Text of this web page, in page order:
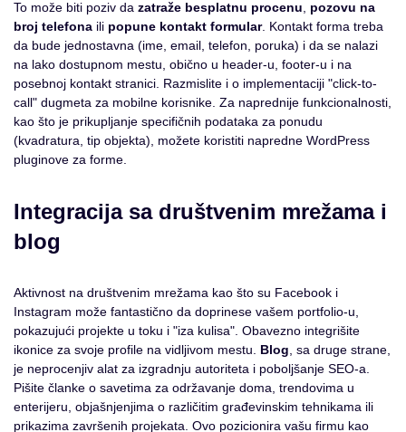
To može biti poziv da zatraže besplatnu procenu
pozovu na
broj telefona ili popune kontakt formular. Kontakt forma treba
da bude jednostavna (ime, email, telefon, poruka) i da se nalazi
na lako dostupnom mestu, obično u header-u, footer-u i na
posebnoj kontakt stranici. Razmislite i o implementaciji "click-to-
call" dugmeta za mobilne korisnike. Za naprednije funkcionalnosti,
kao što je prikupljanje specifičnih podataka za ponudu
(kvadratura, tip objekta), možete koristiti napredne WordPress
pluginove za forme.
Integracija sa društvenim mrežama i
blog
Aktivnost na društvenim mrežama kao što su Facebook i
Instagram može fantastično da doprinese vašem portfolio-u,
pokazujući projekte u toku i "iza kulisa". Obavezno integrišite
ikonice za svoje profile na vidljivom mestu. Blog , sa druge strane,
je neprocenjiv alat za izgradnju autoriteta i poboljšanje SEO-a.
Pišite članke o savetima za održavanje doma, trendovima u
enterijeru, objašnjenjima o različitim građevinskim tehnikama ili
prikazima završenih projekata. Ovo pozicionira vašu firmu kao